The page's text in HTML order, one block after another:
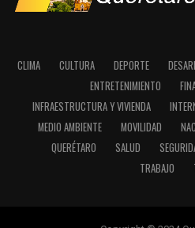
CLIMA CULTURA DEPORTE
ENTRETENIMIENTO
INFRAESTRUCTURA Y VIVIENDA
MEDIO AMBIENTE
MOVILIDAD
QUERÉTARO
SALUD
TRABAJO